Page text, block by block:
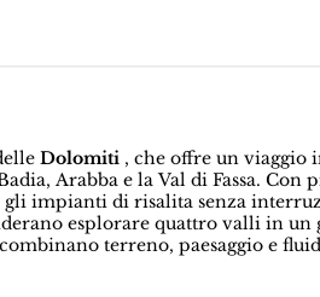
Dolomiti , che offre un viaggio
Arabba e la Val di Fassa. Con
impianti di risalita senza
esplorare quattro valli in un
terreno, paesaggio e